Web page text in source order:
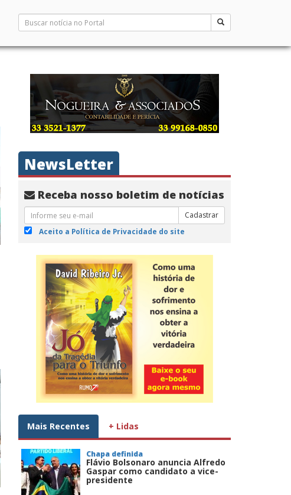
NewsLetter
Receba nosso boletim de notícias
Cadastrar
Aceito a Política de Privacidade do site
Mais Recentes + Lidas
Chapa definida
Flávio Bolsonaro anuncia Alfredo
Gaspar como candidato a vice-
presidente